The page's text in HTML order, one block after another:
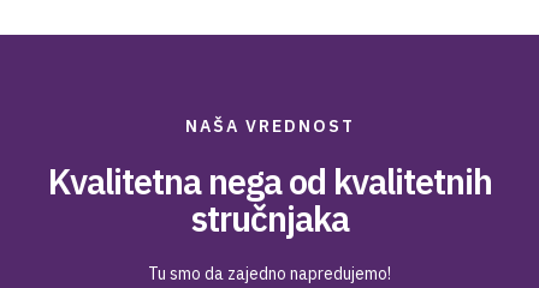
NAŠA VREDNOST
Kvalitetna nega od kvalitetnih
stručnjaka
Tu smo da zajedno napredujemo!